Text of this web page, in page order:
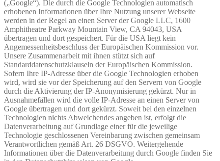
(„Google“). Die durch die Google Technologien automatisch
erhobenen Informationen über Ihre Nutzung unserer Webseite
werden in der Regel an einen Server der Google LLC, 1600
Amphitheatre Parkway Mountain View, CA 94043, USA
übertragen und dort gespeichert. Für die USA liegt kein
Angemessenheitsbeschluss der Europäischen Kommission vor.
Unsere Zusammenarbeit mit ihnen stützt sich auf
Standarddatenschutzklauseln der Europäischen Kommission.
Sofern Ihre IP-Adresse über die Google Technologien erhoben
wird, wird sie vor der Speicherung auf den Servern von Google
durch die Aktivierung der IP-Anonymisierung gekürzt. Nur in
Ausnahmefällen wird die volle IP-Adresse an einen Server von
Google übertragen und dort gekürzt. Soweit bei den einzelnen
Technologien nichts Abweichendes angeben ist, erfolgt die
Datenverarbeitung auf Grundlage einer für die jeweilige
Technologie geschlossenen Vereinbarung zwischen gemeinsam
Verantwortlichen gemäß Art. 26 DSGVO. Weitergehende
Informationen über die Datenverarbeitung durch Google finden Sie